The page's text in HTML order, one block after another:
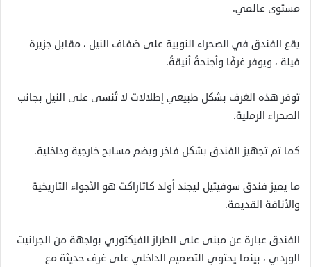
مستوى عالمي.
يقع الفندق في الصحراء النوبية على ضفاف النيل ، مقابل جزيرة
فيلة ، ويوفر غرفًا وأجنحةً أنيقةً.
توفر هذه الغرف بشكل طبيعي إطلالات لا تُنسى على النيل بجانب
الصحراء الرملية.
كما تم تجهيز الفندق بشكل فاخر ويضم مسابح خارجية وداخلية.
ما يميز فندق سوفيتيل ليجند أولد كاتاراكت هو الأجواء التاريخية
والأناقة القديمة.
الفندق عبارة عن مبنى على الطراز الفيكتوري بواجهة من الجرانيت
الوردي ، بينما يحتوي التصميم الداخلي على غرف حديثة مع